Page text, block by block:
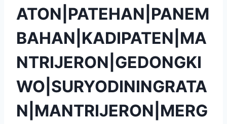
ATON|PATEHAN|PANEM
BAHAN|KADIPATEN|MA
NTRIJERON|GEDONGKI
WO|SURYODININGRATA
N|MANTRIJERON|MERG